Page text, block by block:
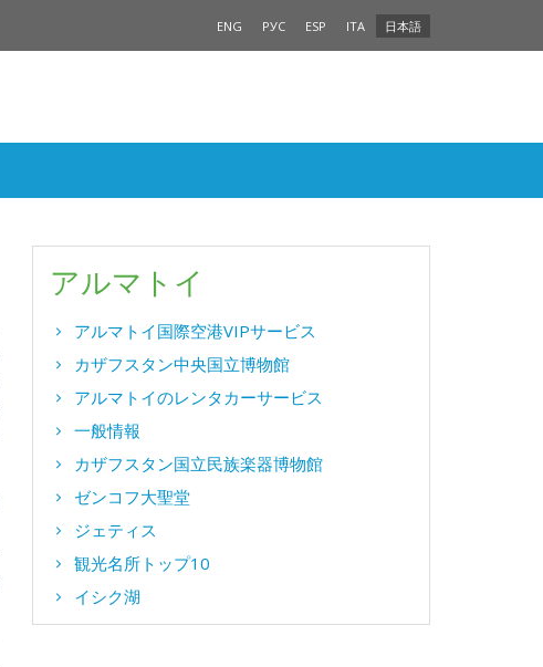
ENG РУС ESP ITA 日本語
アルマトイ
アルマトイ国際空港VIPサービス
カザフスタン中央国立博物館
アルマトイのレンタカーサービス
一般情報
カザフスタン国立民族楽器博物館
ゼンコフ大聖堂
ジェティス
観光名所トップ10
イシク湖